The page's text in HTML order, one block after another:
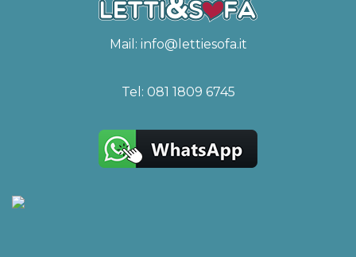
Mail: info@lettiesofa.it
Tel: 081 1809 6745